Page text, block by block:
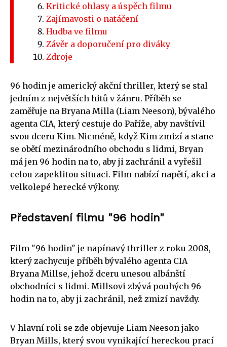
Kritické ohlasy a úspěch filmu
Zajímavosti o natáčení
Hudba ve filmu
Závěr a doporučení pro diváky
Zdroje
96 hodin je americký akční thriller, který se stal
jedním z největších hitů v žánru. Příběh se
zaměřuje na Bryana Milla (Liam Neeson), bývalého
agenta CIA, který cestuje do Paříže, aby navštívil
svou dceru Kim. Nicméně, když Kim zmizí a stane
se obětí mezinárodního obchodu s lidmi, Bryan
má jen 96 hodin na to, aby ji zachránil a vyřešil
celou zapeklitou situaci. Film nabízí napětí, akci a
velkolepé herecké výkony.
Představení filmu "96 hodin"
Film "96 hodin" je napínavý thriller z roku 2008,
který zachycuje příběh bývalého agenta CIA
Bryana Millse, jehož dceru unesou albánští
obchodníci s lidmi. Millsovi zbývá pouhých 96
hodin na to, aby ji zachránil, než zmizí navždy.
V hlavní roli se zde objevuje Liam Neeson jako
Bryan Mills, který svou vynikající hereckou prací